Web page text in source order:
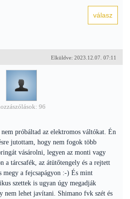
Elküldve: 2023.12.07. 07:11
96
próbáltad az elektromos váltókat. Én
jutottam, hogy nem fogok több
vásárolni, legyen az monti vagy
a tárcsafék, az átütőtengely és a rejtett
megy a fejcsapágyon :-) És mint
szettek is ugyan úgy megadják
nem lehet javítani. Shimano fvk szét és